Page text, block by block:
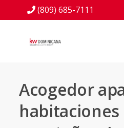
(809) 685-7111
Acogedor
habitaciones